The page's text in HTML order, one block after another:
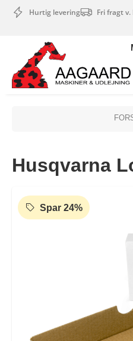
Hurtig levering Fri fragt v.
Maskinudlejning
Have- og parkmaskiner
Sikkerhed og tilbehør
Outlet
Tips og tricks
4.4 Google Reviews
4.7 Trustpilot
Husqvarna
Spar 24%